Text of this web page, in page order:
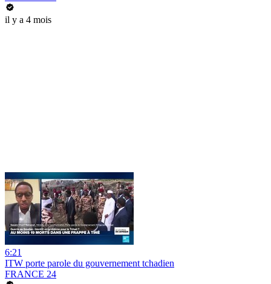
il y a 4 mois
6:21
ITW porte parole du gouvernement tchadien
FRANCE 24